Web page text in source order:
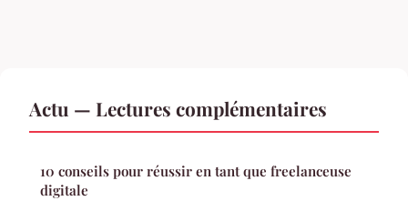
Actu — Lectures complémentaires
10 conseils pour réussir en tant que freelanceuse
digitale